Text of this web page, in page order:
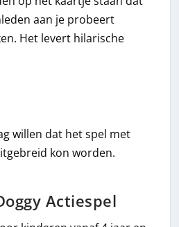
aan je probeert
Het levert hilarische
willen dat het spel met
kon worden.
Actiespel